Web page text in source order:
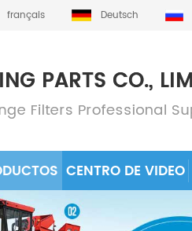
français Deutsch
CENTRO DE VIDEO